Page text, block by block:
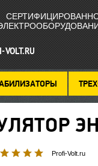
VOLT.RU
Profi-Volt.ru